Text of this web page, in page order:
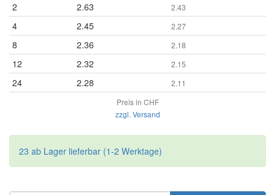
2 2.63 2.43
4 2.45 2.27
8 2.36 2.18
12 2.32 2.15
24 2.28
2.11
Preis in CHF
zzgl. Versand
23 ab Lager lieferbar (1-2 Werktage)